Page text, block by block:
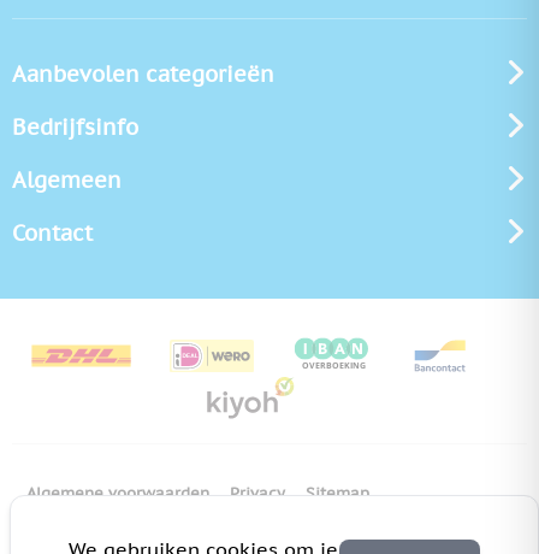
Aanbevolen categorieën
Bedrijfsinfo
Algemeen
Contact
Algemene voorwaarden Privacy Sitemap
Copyright Bedrukken.nl Pas cookie instellingen aan
We gebruiken cookies om je